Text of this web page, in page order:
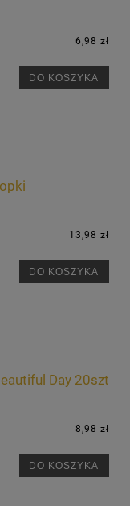
6,98 zł
DO KOSZYKA
13,98 zł
DO KOSZYKA
Day 20szt
8,98 zł
DO KOSZYKA